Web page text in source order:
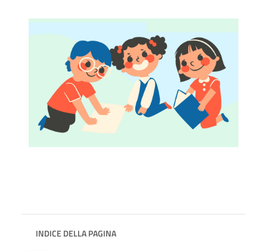
INDICE DELLA PAGINA